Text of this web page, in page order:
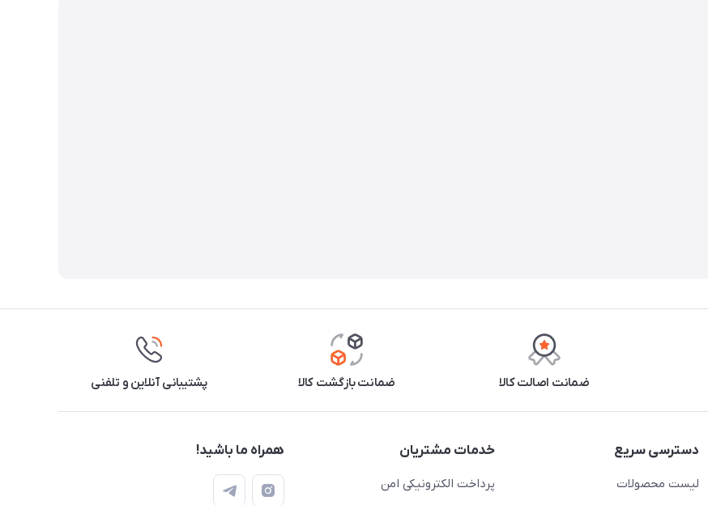
ضمانت اصالت کالا ضمانت بازگشت کالا پشتیبانی آنلاین و تلفنی
دسترسی سریع
لیست محصولات
خدمات مشتریان
پرداخت الکترونیکی امن
همراه ما باشید!